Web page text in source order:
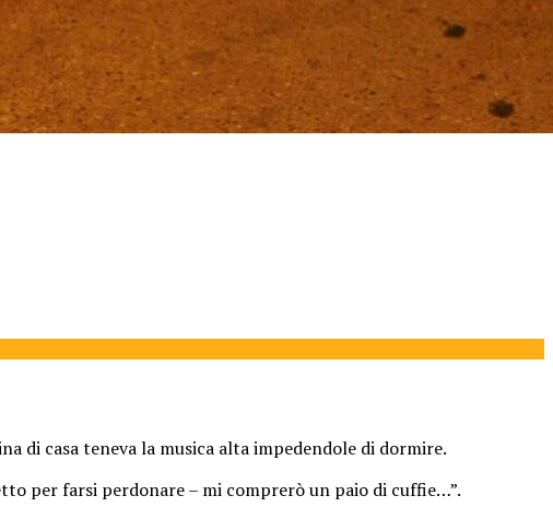
di casa teneva la musica alta impedendole di dormire.
per farsi perdonare – mi comprerò un paio di cuffie…”.